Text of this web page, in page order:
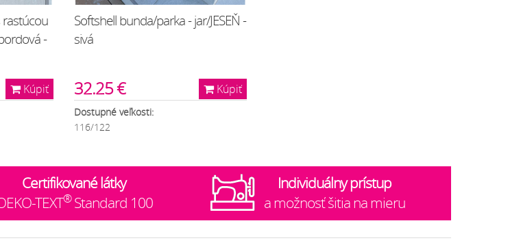
-
Kúpiť
Softshell bunda/parka - jar/JESEŇ -
sivá
Kúpiť
32.25 €
Dostupné veľkosti:
116/122
Certifikované látky
TEXT®Standard 100
Individuálny prístup
a možnosť šitia na mieru